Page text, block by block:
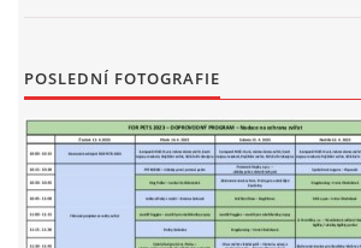
POSLEDNÍ FOTOGRAFIE